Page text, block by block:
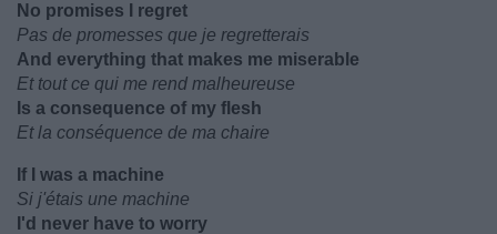
No promises I regret
Pas de promesses que je regretterais
And everything that makes me miserable
Et tout ce qui me rend malheureuse
Is a consequence of my flesh
Et la conséquence de ma chaire
If I was a machine
Si j'étais une machine
I'd never have to worry